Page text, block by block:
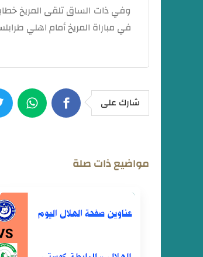
في مباراة المريخ أمام اهلي طرابلس
شارك على
مواضيع ذات صلة